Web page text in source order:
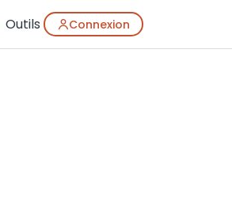
Outils Connexion